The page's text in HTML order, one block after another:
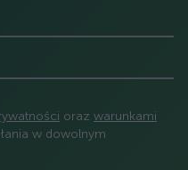
oraz warunkami
w dowolnym